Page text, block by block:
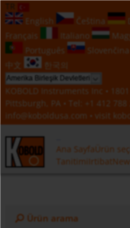
English
Čeština
Français
Italiano
Português
Slovenčina
中文
한국의
KOBOLD Instruments Inc •
Pittsburgh, PA • Tel:
+1 412 788
info@koboldusa.com • visit
Ana Sayfa Ürün
Tanitimi
Irtibat
Ürün arama